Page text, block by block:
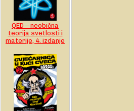
QED – neobična
teorija svetlosti i
materije, 4. izdanje